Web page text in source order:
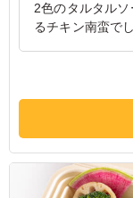
2色のタルタル
るチキン南蛮で